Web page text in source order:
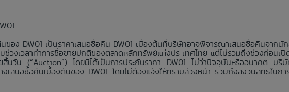
ของ DW01 เป็นราคาเสนอซื้อคืน DW01 เบื้องต้นที่บริษัทอาจพิจารณาเสนอซื้อคืนจาก
วงเวลาทำการซื้อขายปกติของตลาดหลักทรัพย์แห่งประเทศไทย แต่ไม่รวมถึงช่วงก่อนเปิ
นวัน (“Auction”) โดยมิได้เป็นการประกันราคา DW01 ไม่ว่าปัจจุบันหรืออนาคต บริ
งเสนอซื้อคืนเบื้องต้นของ DW01 โดยไม่ต้องแจ้งให้ทราบล่วงหน้า รวมถึงสงวนสิทธิในก